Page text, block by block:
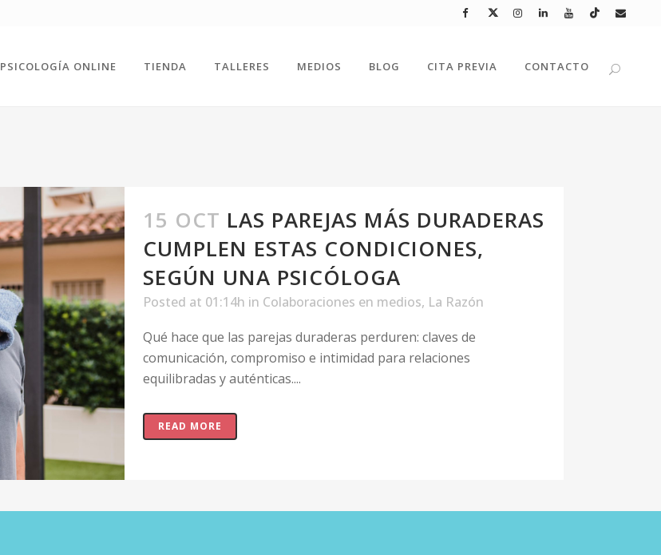
PSICOLOGÍA ONLINE TIENDA TALLERES MEDIOS BLOG CITA PREVIA CONTACTO
15 OCT LAS PAREJAS MÁS DURADERAS
CUMPLEN ESTAS CONDICIONES,
SEGÚN UNA PSICÓLOGA
Posted at 01:14h in Colaboraciones en medios, La Razón
Qué hace que las parejas duraderas perduren: claves de
comunicación, compromiso e intimidad para relaciones
equilibradas y auténticas....
READ MORE